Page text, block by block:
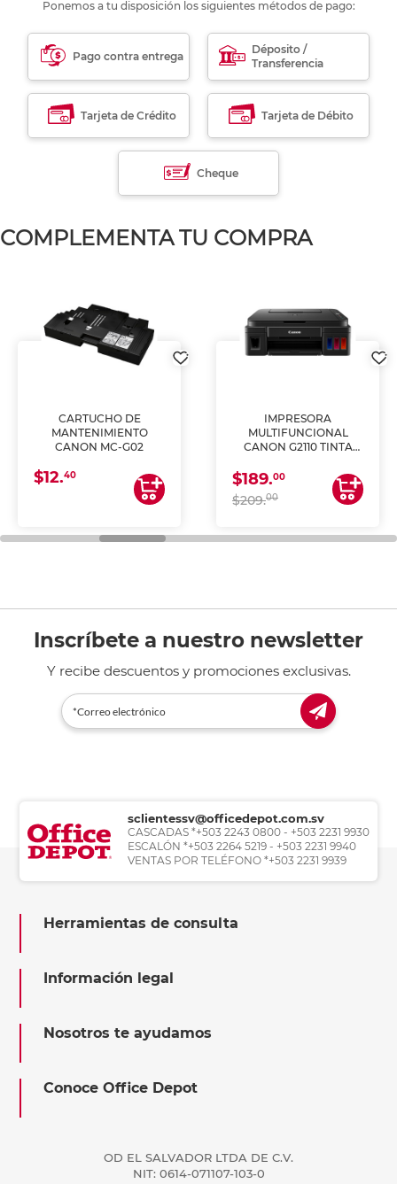
Ponemos a tu disposición los siguientes métodos de pago:
Pago contra entrega
Déposito /
Transferencia
Tarjeta de Crédito Tarjeta de Débito
Cheque
COMPLEMENTA TU COMPRA
CARTUCHO DE
MANTENIMIENTO
CANON MC-G02
$12.40
IMPRESORA
MULTIFUNCIONAL
CANON G2110 TINTA
$189.00
$209.00
Inscríbete a nuestro newsletter
Y recibe descuentos y promociones exclusivas.
sclientessv@officedepot.com.sv
CASCADAS *+503 2243 0800 - +503 2231 9930
ESCALÓN *+503 2264 5219 - +503 2231 9940
VENTAS POR TELÉFONO *+503 2231 9939
Herramientas de consulta
Información legal
Nosotros te ayudamos
Conoce Office Depot
OD EL SALVADOR LTDA DE C.V.
NIT: 0614-071107-103-0